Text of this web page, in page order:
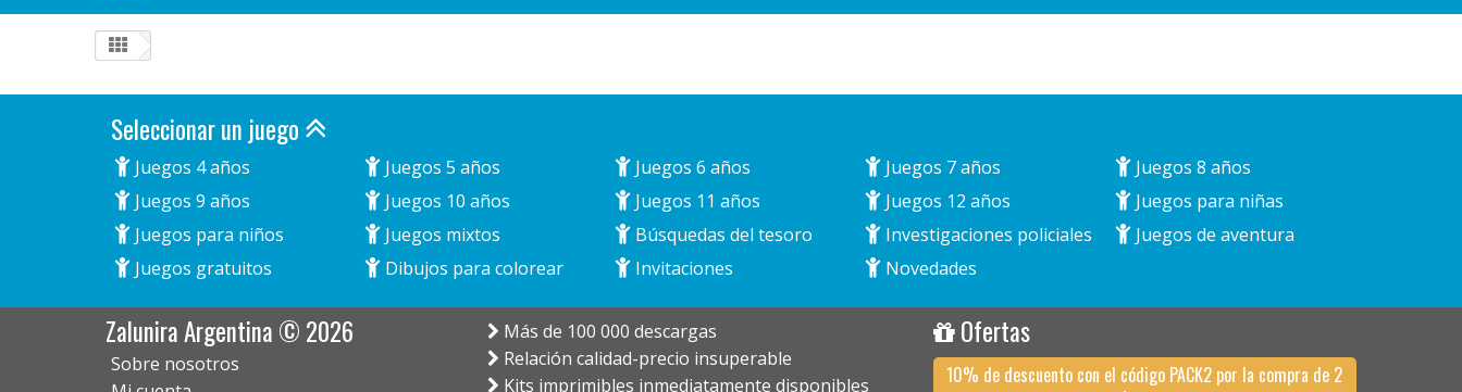
Seleccionar un juego
Juegos 4 años Juegos 5 años Juegos 6 años Juegos 7 años
Juegos 8 años
Juegos 9 años
Juegos 10 años Juegos 11 años Juegos 12 años
Juegos para niñas
Juegos para niños
Juegos mixtos Búsquedas del tesoro Investigaciones policiales
Juegos de aventura
Juegos gratuitos
Dibujos para colorear Invitaciones Novedades
Zalunira Argentina © 2026
Sobre nosotros
Más de 100 000 descargas
Relación calidad-precio insuperable
Kits imprimibles inmediatamente disponibles
Ofertas
10% de descuento con el código PACK2 por la compra de 2